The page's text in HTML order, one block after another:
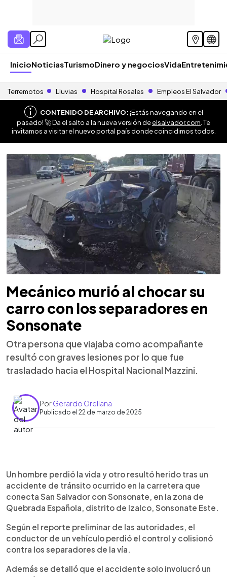
InicioNoticiasTurismoDinero y negociosVida
Terremotos Lluvias Hospital Rosales Empleos El Salvador
CONTENIDO DE ARCHIVO:¡Estás navegando en el
pasado! 🚀 Da el salto a la nueva versión deelsalvador.com . Te
invitamos a visitar el nuevo portal país donde coincidimos todos.
Mecánico murió al chocar su
carro con los separadores en
Sonsonate
Otra persona que viajaba como acompañante
resultó con graves lesiones por lo que fue
trasladado hacia el Hospital Nacional Mazzini.
PorGerardo Orellana
Publicado el 22 de marzo de 2025
► Escuchar artículo
Un hombre perdió la vida y otro resultó herido tras un
accidente de tránsito ocurrido en la carretera que
conecta San Salvador con Sonsonate, en la zona de
Quebrada Española, distrito de Izalco, Sonsonate Este.
Según el reporte preliminar de las autoridades, el
conductor de un vehículo perdió el control y colisionó
contra los separadores de la vía.
Además se detalló que el accidente solo involucró un